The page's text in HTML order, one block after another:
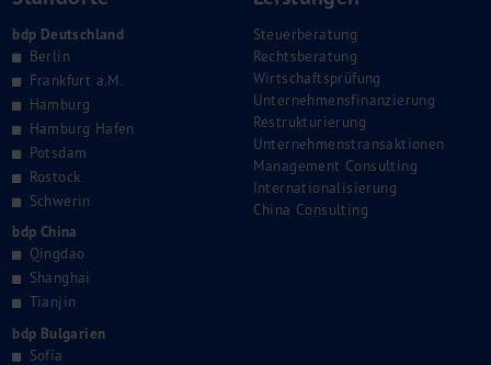
bdp Deutschland
Berlin
Frankfurt a.M.
Hamburg
Hamburg Hafen
Potsdam
Rostock
Schwerin
bdp China
Qingdao
Shanghai
Tianjin
bdp Bulgarien
Sofia
Steuerberatung
Rechtsberatung
Wirtschaftsprüfung
Unternehmensfinanzierung
Restrukturierung
Unternehmenstransaktionen
Management Consulting
Internationalisierung
China Consulting